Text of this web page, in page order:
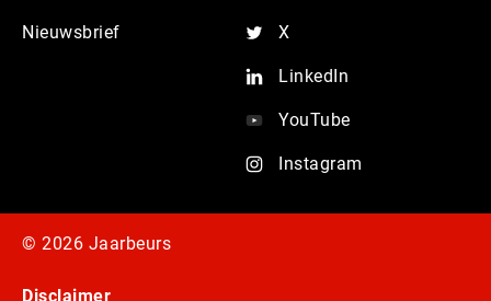
Nieuwsbrief X
LinkedIn
YouTube
Instagram
© 2026 Jaarbeurs
Disclaimer